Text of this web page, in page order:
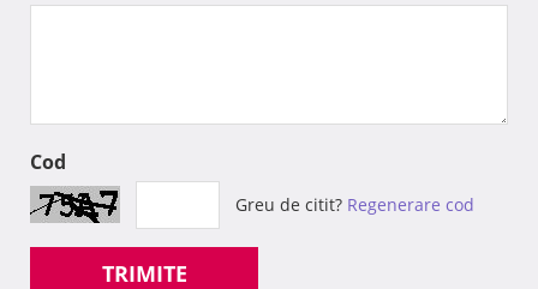
Cod
Greu de citit? Regenerare cod
TRIMITE